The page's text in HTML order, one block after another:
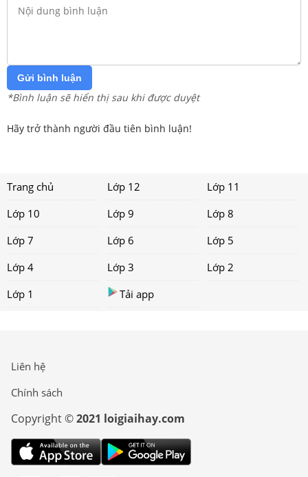
Gửi bình luận
*Bình luận sẽ hiển thị sau khi được duyệt
Hãy trở thành người đầu tiên bình luận!
Trang chủ Lớp 12
Lớp 11
Lớp 10
Lớp 9
Lớp 8
Lớp 7
Lớp 6
Lớp 5
Lớp 4
Lớp 3
Lớp 2
Lớp 1
Tải app
Liên hệ
Chính sách
Copyright ©2021 loigiaihay.com